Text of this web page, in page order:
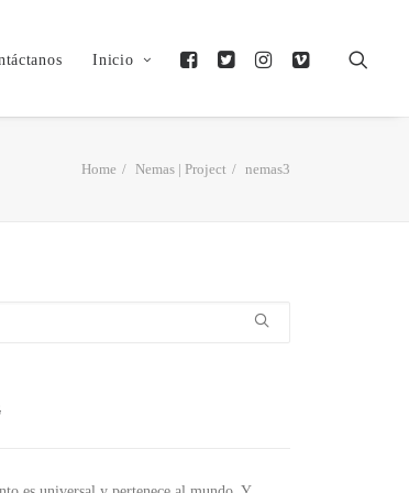
Inicio
Home Nemas | Project nemas3